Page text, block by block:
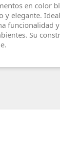
en color
elegante.
funcionalidad
Su